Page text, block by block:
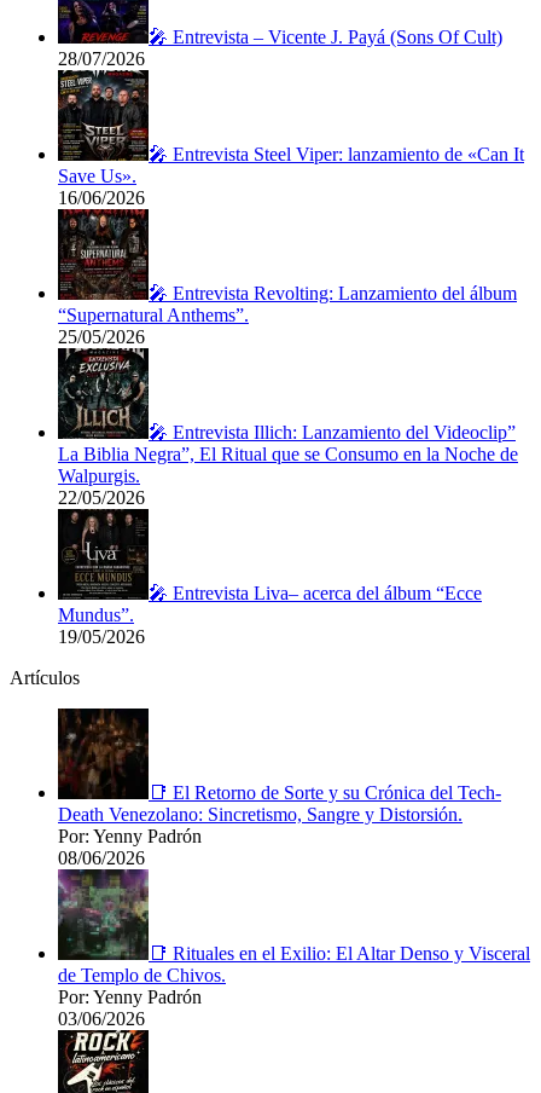
🎤 Entrevista – Vicente J. Payá (Sons Of Cult)
28/07/2026
🎤 Entrevista Steel Viper: lanzamiento de «Can It
Save Us».
16/06/2026
🎤 Entrevista Revolting: Lanzamiento del álbum
“Supernatural Anthems”.
25/05/2026
🎤 Entrevista Illich: Lanzamiento del Videoclip”
La Biblia Negra”, El Ritual que se Consumo en la Noche de
Walpurgis.
22/05/2026
🎤 Entrevista Liva– acerca del álbum “Ecce
Mundus”.
19/05/2026
Artículos
📑 El Retorno de Sorte y su Crónica del Tech-
Death Venezolano: Sincretismo, Sangre y Distorsión.
Por: Yenny Padrón
08/06/2026
📑 Rituales en el Exilio: El Altar Denso y Visceral
de Templo de Chivos.
Por: Yenny Padrón
03/06/2026